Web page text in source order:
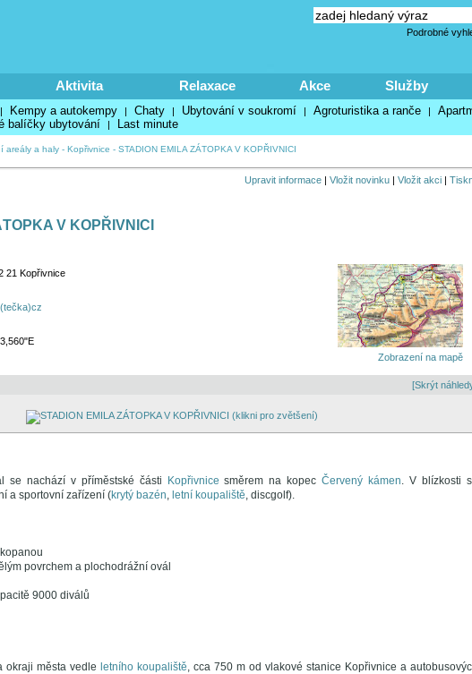
Podrobné
Aktivita Relaxace Akce Služby
| Kempy a autokempy | Chaty | Ubytování v soukromí | Agroturistika a ranče |
balíčky ubytování | Last minute
areály a haly- Kopřivnice - STADION EMILA ZÁTOPKA V KOPŘIVNICI
Upravit informace| Vložit novinku| Vložit akci|
V KOPŘIVNICI
21 Kopřivnice
Zobrazení na mapě
[Skrýt
se nachází v příměstské části Kopřivnice směrem na kopec Červený kámen. V blízkosti
a sportovní zařízení (krytý bazén, letní koupaliště, discgolf).
povrchem a plochodrážní ovál
9000 diválů
okraji města vedle letního koupaliště, cca 750 m od vlakové stanice Kopřivnice a